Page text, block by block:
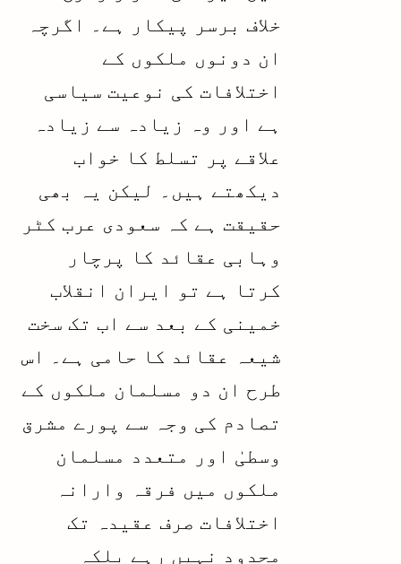
خلاف برسر پیکار ہے۔ اگرچہ
ان دونوں ملکوں کے
اختلافات کی نوعیت سیاسی
ہے اور وہ زیادہ سے زیادہ
علاقے پر تسلط کا خواب
دیکھتے ہیں۔ لیکن یہ بھی
حقیقت ہے کہ سعودی عرب کٹر
وہابی عقائد کا پرچار
کرتا ہے تو ایران انقلاب
خمینی کے بعد سے اب تک سخت
شیعہ عقائد کا حامی ہے۔ اس
طرح ان دو مسلمان ملکوں کے
تصادم کی وجہ سے پورے مشرق
وسطیٰ اور متعدد مسلمان
ملکوں میں فرقہ وارانہ
اختلافات صرف عقیدہ تک
محدود نہیں رہے بلکہ